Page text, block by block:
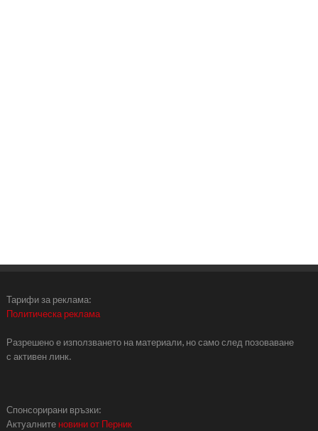
Тарифи за реклама:
Политическа реклама
Разрешено е използването на материали, но само след позоваване
с активен линк.
Спонсорирани връзки:
Актуалните новини от Перник